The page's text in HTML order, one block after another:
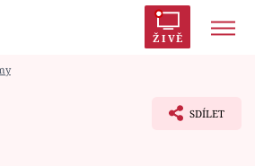
ŽIVĚ
SDÍLET